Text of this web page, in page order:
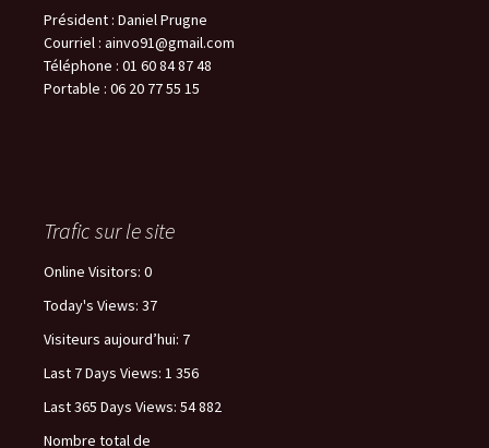
Président : Daniel Prugne
Courriel : ainvo91@gmail.com
Téléphone : 01 60 84 87 48
Portable : 06 20 77 55 15
Trafic sur le site
Online Visitors: 0
Today's Views: 37
Visiteurs aujourd’hui: 7
Last 7 Days Views: 1 356
Last 365 Days Views: 54 882
Nombre total de